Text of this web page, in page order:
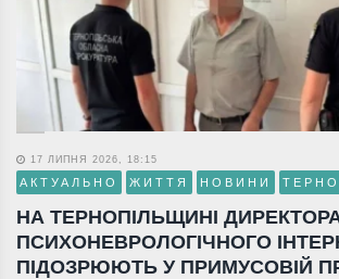
17 ЛИПНЯ 2026, 18:15
АКТУАЛЬНО ЖИТТЯ НОВИНИ
НА ТЕРНОПІЛЬЩИНІ
ПСИХОНЕВРОЛОГІЧНОГО
ПІДОЗРЮЮТЬ У ПРИМУСОВІЙ